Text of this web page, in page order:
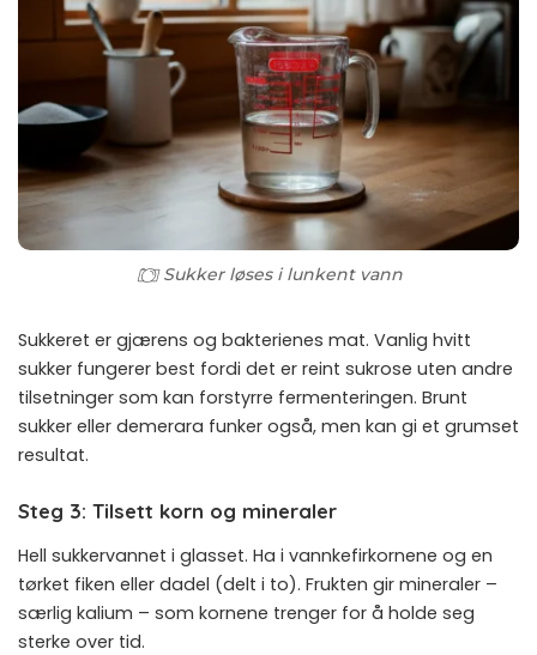
Sukker løses i lunkent vann
Sukkeret er gjærens og bakterienes mat. Vanlig hvitt
sukker fungerer best fordi det er reint sukrose uten andre
tilsetninger som kan forstyrre fermenteringen. Brunt
sukker eller demerara funker også, men kan gi et grumset
resultat.
Steg 3: Tilsett korn og mineraler
Hell sukkervannet i glasset. Ha i vannkefirkornene og en
tørket fiken eller dadel (delt i to). Frukten gir mineraler –
særlig kalium – som kornene trenger for å holde seg
sterke over tid.